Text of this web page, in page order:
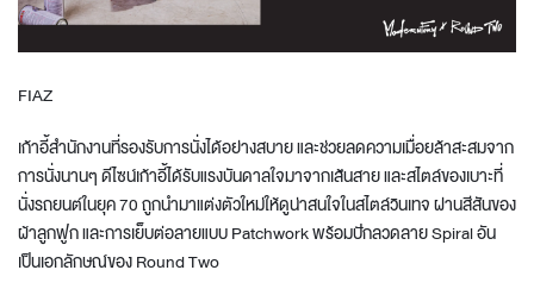
FIAZ
เก้าอี้สำนักงานที่รองรับการนั่งได้อย่างสบาย และช่วยลดความเมื่อยล้าสะสมจาก
การนั่งนานๆ ดีไซน์เก้าอี้ได้รับแรงบันดาลใจมาจากเส้นสาย และสไตล์ของเบาะที่
นั่งรถยนต์ในยุค 70 ถูกนำมาแต่งตัวใหม่ให้ดูน่าสนใจในสไตล์วินเทจ ผ่านสีสันของ
ผ้าลูกฟูก และการเย็บต่อลายแบบ Patchwork พร้อมปักลวดลาย Spiral อัน
เป็นเอกลักษณ์ของ Round Two